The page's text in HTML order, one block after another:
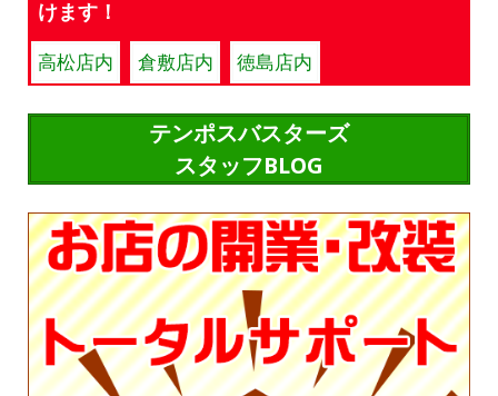
けます！
高松店内 倉敷店内 徳島店内
テンポスバスターズ
スタッフBLOG